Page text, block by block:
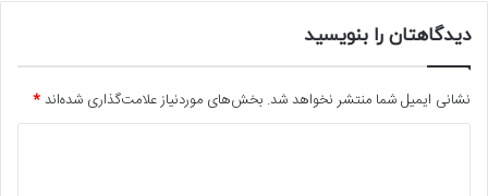
دیدگاهتان را بنویسید
نشانی ایمیل شما منتشر نخواهد شد. بخش‌های موردنیاز علامت‌گذاری شده‌اند*